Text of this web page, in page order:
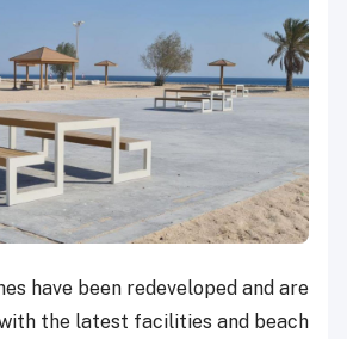
have been redeveloped and are
the latest facilities and beach